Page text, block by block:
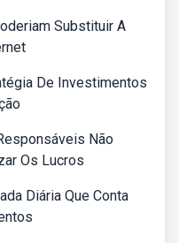
Substituir A
De Investimentos
Não
Os Lucros
Diária Que Conta